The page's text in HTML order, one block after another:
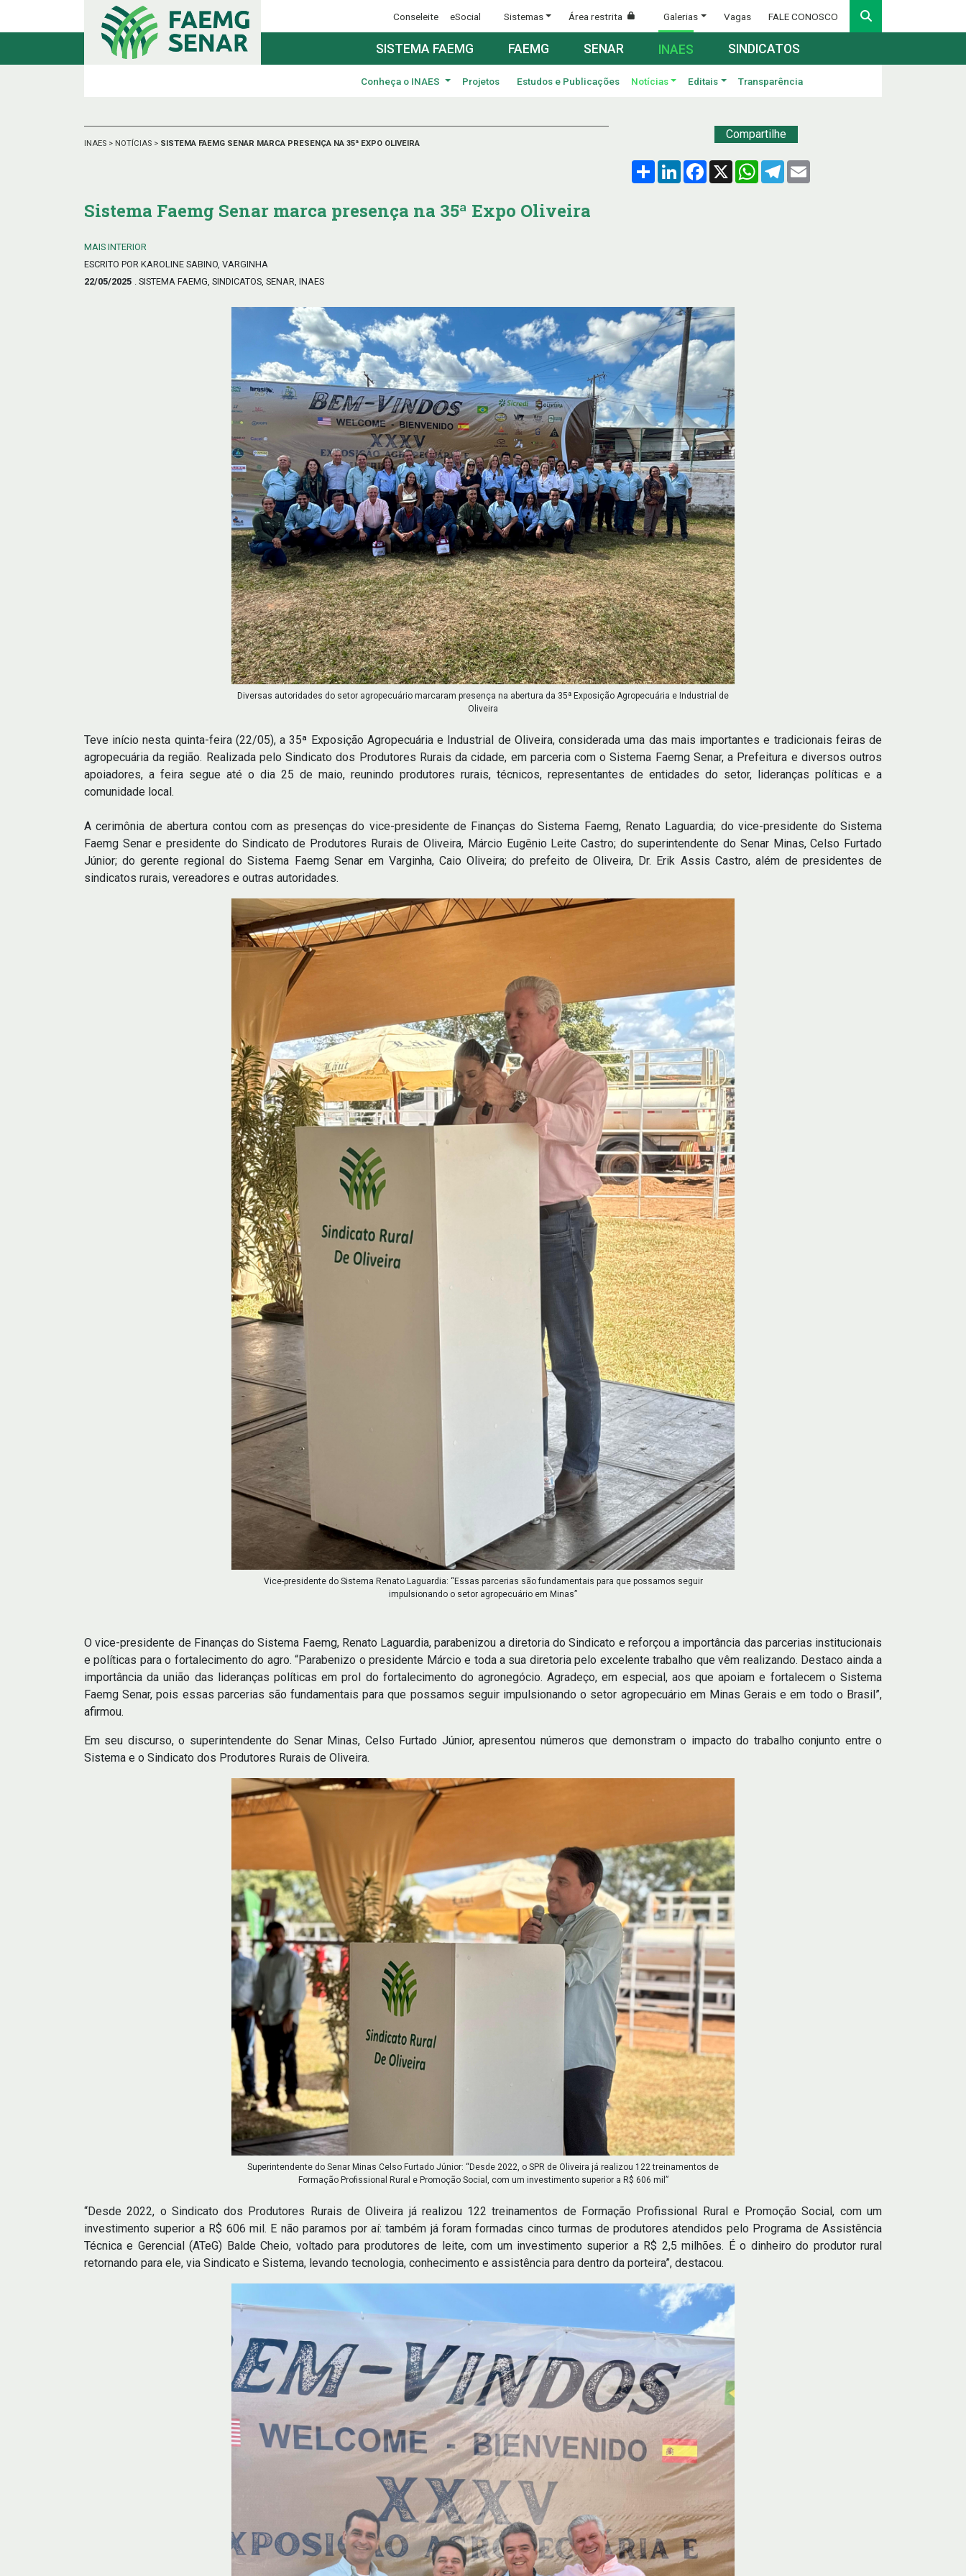
Conseleite eSocial Sistemas Área restrita Galerias Vagas FALE CONOSCO
SISTEMA FAEMG FAEMG SENAR INAES SINDICATOS
Conheça o INAES Projetos Estudos e Publicações Notícias Editais Transparência
INAES > NOTÍCIAS > SISTEMA FAEMG SENAR MARCA PRESENÇA NA 35ª EXPO OLIVEIRA
Compartilhe
Compartilhar
LinkedInFacebook
X WhatsApp
Telegram
Sistema Faemg Senar marca presença na 35ª Expo Oliveira
MAIS INTERIOR
ESCRITO POR KAROLINE SABINO, VARGINHA
22/05/2025 . SISTEMA FAEMG, SINDICATOS, SENAR, INAES
Diversas autoridades do setor agropecuário marcaram presença na abertura da 35ª Exposição Agropecuária e Industrial de
Oliveira
Teve início nesta quinta-feira (22/05), a 35ª Exposição Agropecuária e Industrial de Oliveira, considerada uma das mais importantes e tradicionais feiras de
agropecuária da região. Realizada pelo Sindicato dos Produtores Rurais da cidade, em parceria com o Sistema Faemg Senar, a Prefeitura e diversos outros
apoiadores, a feira segue até o dia 25 de maio, reunindo produtores rurais, técnicos, representantes de entidades do setor, lideranças políticas e a
comunidade local.
A cerimônia de abertura contou com as presenças do vice-presidente de Finanças do Sistema Faemg, Renato Laguardia; do vice-presidente do Sistema
Faemg Senar e presidente do Sindicato de Produtores Rurais de Oliveira, Márcio Eugênio Leite Castro; do superintendente do Senar Minas, Celso Furtado
Júnior; do gerente regional do Sistema Faemg Senar em Varginha, Caio Oliveira; do prefeito de Oliveira, Dr. Erik Assis Castro, além de presidentes de
sindicatos rurais, vereadores e outras autoridades.
Vice-presidente do Sistema Renato Laguardia: “Essas parcerias são fundamentais para que possamos seguir
impulsionando o setor agropecuário em Minas”
O vice-presidente de Finanças do Sistema Faemg, Renato Laguardia, parabenizou a diretoria do Sindicato e reforçou a importância das parcerias institucionais
e políticas para o fortalecimento do agro. “Parabenizo o presidente Márcio e toda a sua diretoria pelo excelente trabalho que vêm realizando. Destaco ainda a
importância da união das lideranças políticas em prol do fortalecimento do agronegócio. Agradeço, em especial, aos que apoiam e fortalecem o Sistema
Faemg Senar, pois essas parcerias são fundamentais para que possamos seguir impulsionando o setor agropecuário em Minas Gerais e em todo o Brasil”,
afirmou.
Em seu discurso, o superintendente do Senar Minas, Celso Furtado Júnior, apresentou números que demonstram o impacto do trabalho conjunto entre o
Sistema e o Sindicato dos Produtores Rurais de Oliveira.
Superintendente do Senar Minas Celso Furtado Júnior: “Desde 2022, o SPR de Oliveira já realizou 122 treinamentos de
Formação Profissional Rural e Promoção Social, com um investimento superior a R$ 606 mil”
“Desde 2022, o Sindicato dos Produtores Rurais de Oliveira já realizou 122 treinamentos de Formação Profissional Rural e Promoção Social, com um
investimento superior a R$ 606 mil. E não paramos por aí: também já foram formadas cinco turmas de produtores atendidos pelo Programa de Assistência
Técnica e Gerencial (ATeG) Balde Cheio, voltado para produtores de leite, com um investimento superior a R$ 2,5 milhões. É o dinheiro do produtor rural
retornando para ele, via Sindicato e Sistema, levando tecnologia, conhecimento e assistência para dentro da porteira”, destacou.